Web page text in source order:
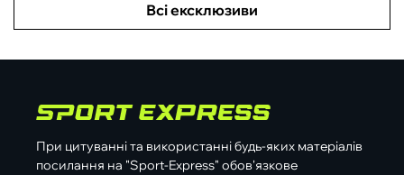
Всі ексклюзиви
При цитуванні та використанні будь-яких матеріалів
посилання на "Sport-Express" обов'язкове